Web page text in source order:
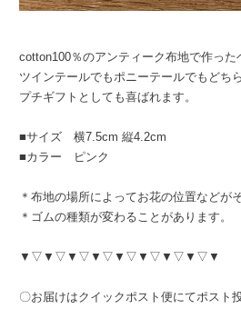
cotton100％のアンティーク布地で作った
ツインテールでもポニーテールでもどち
プチギフトとしても喜ばれます。
■サイズ 横7.5cm 縦4.2cm
■カラー ピンク
＊布地の場所によってお花の位置などが
＊ゴムの種類が変わることがあります。
▼▽▼▽▼▽▼▽▼▽▼▽▼▽▼▽▼
〇お届けはクイックポスト便にてポスト